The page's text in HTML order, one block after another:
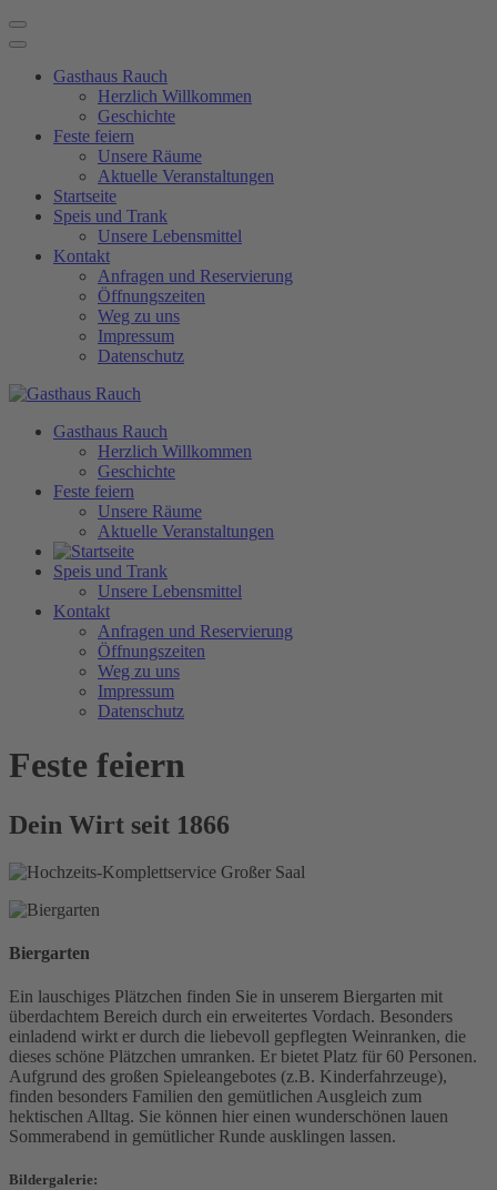
Gasthaus Rauch
Herzlich Willkommen
Geschichte
Feste feiern
Unsere Räume
Aktuelle Veranstaltungen
Startseite
Speis und Trank
Unsere Lebensmittel
Kontakt
Anfragen und Reservierung
Öffnungszeiten
Weg zu uns
Impressum
Datenschutz
Gasthaus Rauch
Herzlich Willkommen
Geschichte
Feste feiern
Unsere Räume
Aktuelle Veranstaltungen
Speis und Trank
Unsere Lebensmittel
Kontakt
Anfragen und Reservierung
Öffnungszeiten
Weg zu uns
Impressum
Datenschutz
Feste feiern
Dein Wirt seit 1866
Biergarten
Ein lauschiges Plätzchen finden Sie in unserem Biergarten mit
überdachtem Bereich durch ein erweitertes Vordach. Besonders
einladend wirkt er durch die liebevoll gepflegten Weinranken, die
dieses schöne Plätzchen umranken. Er bietet Platz für 60 Personen.
Aufgrund des großen Spieleangebotes (z.B. Kinderfahrzeuge),
finden besonders Familien den gemütlichen Ausgleich zum
hektischen Alltag. Sie können hier einen wunderschönen lauen
Sommerabend in gemütlicher Runde ausklingen lassen.
Bildergalerie: